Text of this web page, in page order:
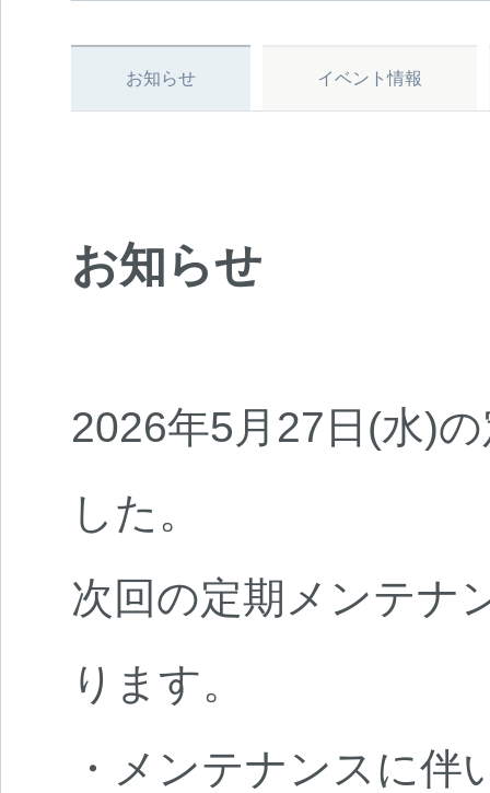
お知らせ イベント情報
お知らせ
2026年5月27日(水)
した。
次回の定期メンテナ
ります。
・メンテナンスに